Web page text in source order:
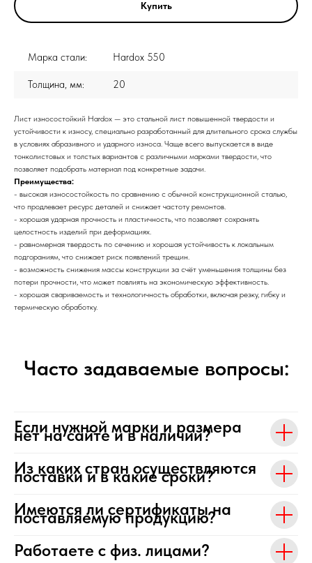
Купить
Марка стали: Hardox 550
Толщина, мм: 20
Лист износостойкий Hardox — это стальной лист повышенной твердости и
устойчивости к износу, специально разработанный для длительного срока службы
в условиях абразивного и ударного износа. Чаще всего выпускается в виде
тонколистовых и толстых вариантов с различными марками твердости, что
позволяет подобрать материал под конкретные задачи.
Преимущества:
- высокая износостойкость по сравнению с обычной конструкционной сталью,
что продлевает ресурс деталей и снижает частоту ремонтов.
- хорошая ударная прочность и пластичность, что позволяет сохранять
целостность изделий при деформациях.
- равномерная твердость по сечению и хорошая устойчивость к локальным
подгораниям, что снижает риск появлений трещин.
- возможность снижения массы конструкции за счёт уменьшения толщины без
потери прочности, что может повлиять на экономическую эффективность.
- хорошая свариваемость и технологичность обработки, включая резку, гибку и
термическую обработку.
Часто задаваемые вопросы:
Если нужной марки и размера
нет на сайте и в наличии?
Из каких стран осуществляются
поставки и в какие сроки?
Имеются ли сертификаты на
поставляемую продукцию?
Работаете с физ. лицами?